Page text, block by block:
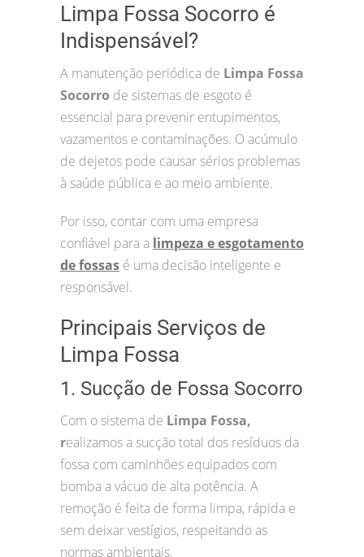
Limpa Fossa Socorro é
Indispensável?
A manutenção periódica de Limpa Fossa
Socorro de sistemas de esgoto é
essencial para prevenir entupimentos,
vazamentos e contaminações. O acúmulo
de dejetos pode causar sérios problemas
à saúde pública e ao meio ambiente.
Por isso, contar com uma empresa
confiável para a limpeza e esgotamento
de fossas é uma decisão inteligente e
responsável.
Principais Serviços de
Limpa Fossa
1. Sucção de Fossa Socorro
Com o sistema de Limpa Fossa,
realizamos a sucção total dos resíduos da
fossa com caminhões equipados com
bomba a vácuo de alta potência. A
remoção é feita de forma limpa, rápida e
sem deixar vestígios, respeitando as
normas ambientais.